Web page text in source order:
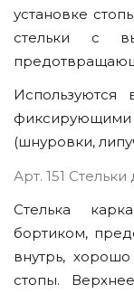
установке
стельки с
(шнуровки,
Арт. 151
Стелька
бортиком,
внутрь,
стопы.